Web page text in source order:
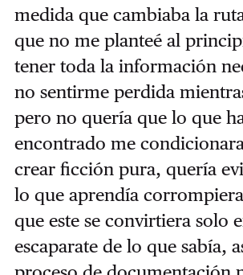
medida que cambiaba la
que no me planteé al
tener toda la información
no sentirme perdida
pero no quería que lo que
encontrado me
crear ficción pura, quería
lo que aprendía
que este se convirtiera solo
escaparate de lo que sabía,